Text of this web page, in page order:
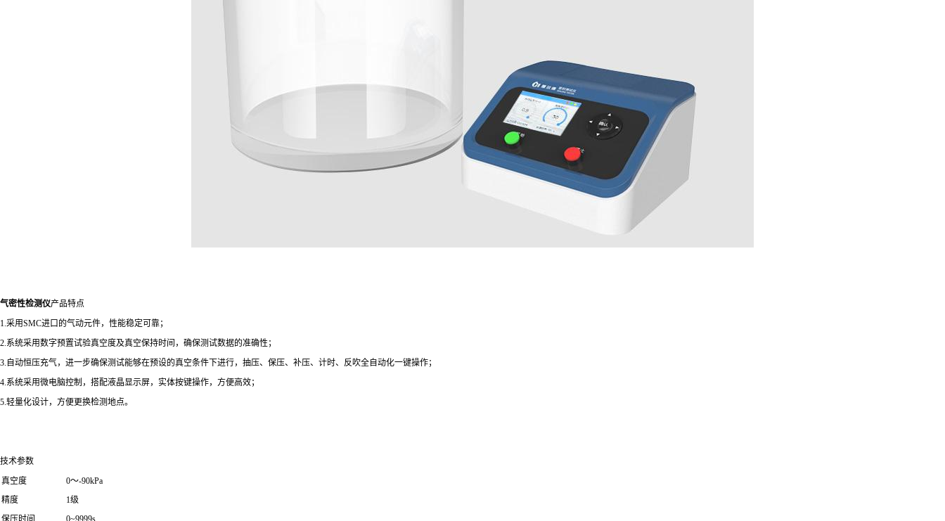
气密性检测仪产品特点
1.采用SMC进口的气动元件，性能稳定可靠；
2.系统采用数字预置试验真空度及真空保持时间，确保测试数据的准确性；
3.自动恒压充气，进一步确保测试能够在预设的真空条件下进行，抽压、保压、补压、计时、反吹全自动化一键操作；
4.系统采用微电脑控制，搭配液晶显示屏，实体按键操作，方便高效；
5.轻量化设计，方便更换检测地点。
技术参数
真空度
0～-90kPa
精度
1级
保压时间
0~9999s